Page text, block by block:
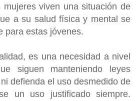
mujeres viven una situación de
a su salud física y mental se
para estas jóvenes.
es una necesidad a nivel
siguen manteniendo leyes
defienda el uso desmedido de
un uso justificado siempre.